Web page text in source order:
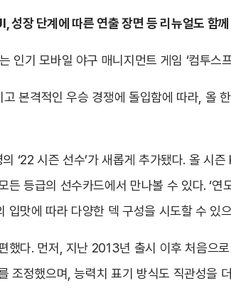
성장 단계에 따른 연출 장면 등 리뉴얼도 함께
인기 모바일 야구 매니지먼트 게임 ‘컴투
본격적인 우승 경쟁에 돌입함에 따라, 올
‘22 시즌 선수’가 새롭게 추가됐다. 올 시
등급의 선수카드에서 만나볼 수 있다. ‘
입맛에 따라 다양한 덱 구성을 시도할 수 있
했다. 먼저, 지난 2013년 출시 이후 처음으
조정했으며, 능력치 표기 방식도 직관성을